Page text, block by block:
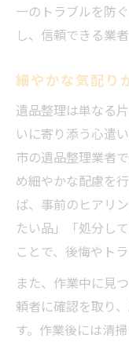
一のトラブルを防
し、信頼できる業
細やかな気配り
遺品整理は単なる
いに寄り添う心遣
市の遺品整理業者
め細やかな配慮を
ば、事前のヒアリ
たい品」「処分し
ことで、後悔やト
また、作業中に見
頼者に確認を取り
す。作業後には清